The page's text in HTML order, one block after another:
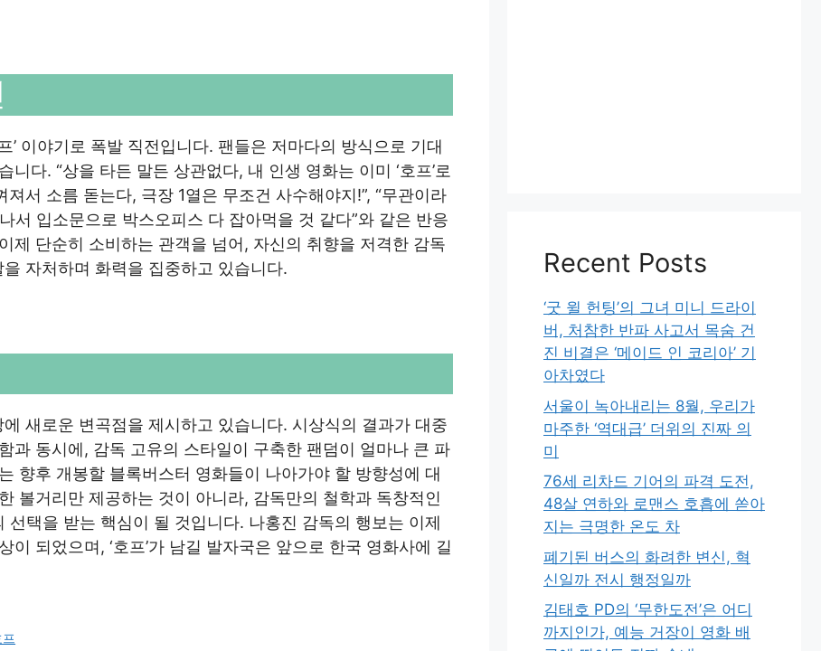
’ 이야기로 폭발 직전입니다. 팬들은 저마다의 방식으로 기대
다. “상을 타든 말든 상관없다, 내 인생 영화는 이미 ‘호프’로
서 소름 돋는다, 극장 1열은 무조건 사수해야지!”, “무관이라
서 입소문으로 박스오피스 다 잡아먹을 것 같다”와 같은 반응
제 단순히 소비하는 관객을 넘어, 자신의 취향을 저격한 감독
자처하며 화력을 집중하고 있습니다.
새로운 변곡점을 제시하고 있습니다. 시상식의 결과가 대중
과 동시에, 감독 고유의 스타일이 구축한 팬덤이 얼마나 큰 파
향후 개봉할 블록버스터 영화들이 나아가야 할 방향성에 대
볼거리만 제공하는 것이 아니라, 감독만의 철학과 독창적인
택을 받는 핵심이 될 것입니다. 나홍진 감독의 행보는 이제
되었으며, ‘호프’가 남길 발자국은 앞으로 한국 영화사에 길
Recent Posts
‘굿 윌 헌팅’의 그녀 미니 드라이
버, 처참한 반파 사고서 목숨 건
진 비결은 ‘메이드 인 코리아’ 기
아차였다
서울이 녹아내리는 8월, 우리가
마주한 ‘역대급’ 더위의 진짜 의
미
76세 리차드 기어의 파격 도전,
48살 연하와 로맨스 호흡에 쏟아
지는 극명한 온도 차
폐기된 버스의 화려한 변신, 혁
신일까 전시 행정일까
김태호 PD의 ‘무한도전’은 어디
까지인가, 예능 거장이 영화 배